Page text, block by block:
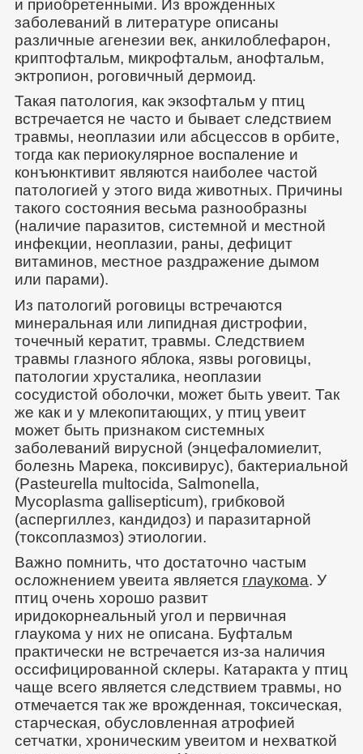
и приобретенными. Из врожденных
заболеваний в литературе описаны
различные агенезии век, анкилоблефарон,
криптофтальм, микрофтальм, анофтальм,
эктропион, роговичный дермоид.
Такая патология, как экзофтальм у птиц
встречается не часто и бывает следствием
травмы, неоплазии или абсцессов в орбите,
тогда как периокулярное воспаление и
конъюнктивит являются наиболее частой
патологией у этого вида животных. Причины
такого состояния весьма разнообразны
(наличие паразитов, системной и местной
инфекции, неоплазии, раны, дефицит
витаминов, местное раздражение дымом
или парами).
Из патологий роговицы встречаются
минеральная или липидная дистрофии,
точечный кератит, травмы. Следствием
травмы глазного яблока, язвы роговицы,
патологии хрусталика, неоплазии
сосудистой оболочки, может быть увеит. Так
же как и у млекопитающих, у птиц увеит
может быть признаком системных
заболеваний вирусной (энцефаломиелит,
болезнь Марека, поксивирус), бактериальной
(Pasteurella multocida, Salmonella,
Mycoplasma gallisepticum), грибковой
(аспергиллез, кандидоз) и паразитарной
(токсоплазмоз) этиологии.
Важно помнить, что достаточно частым
осложнением увеита является глаукома. У
птиц очень хорошо развит
иридокорнеальный угол и первичная
глаукома у них не описана. Буфтальм
практически не встречается из-за наличия
оссифицированной склеры. Катаракта у птиц
чаще всего является следствием травмы, но
отмечается так же врожденная, токсическая,
старческая, обусловленная атрофией
сетчатки, хроническим увеитом и нехваткой